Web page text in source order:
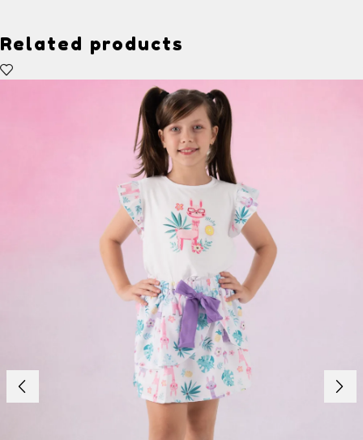
Related products